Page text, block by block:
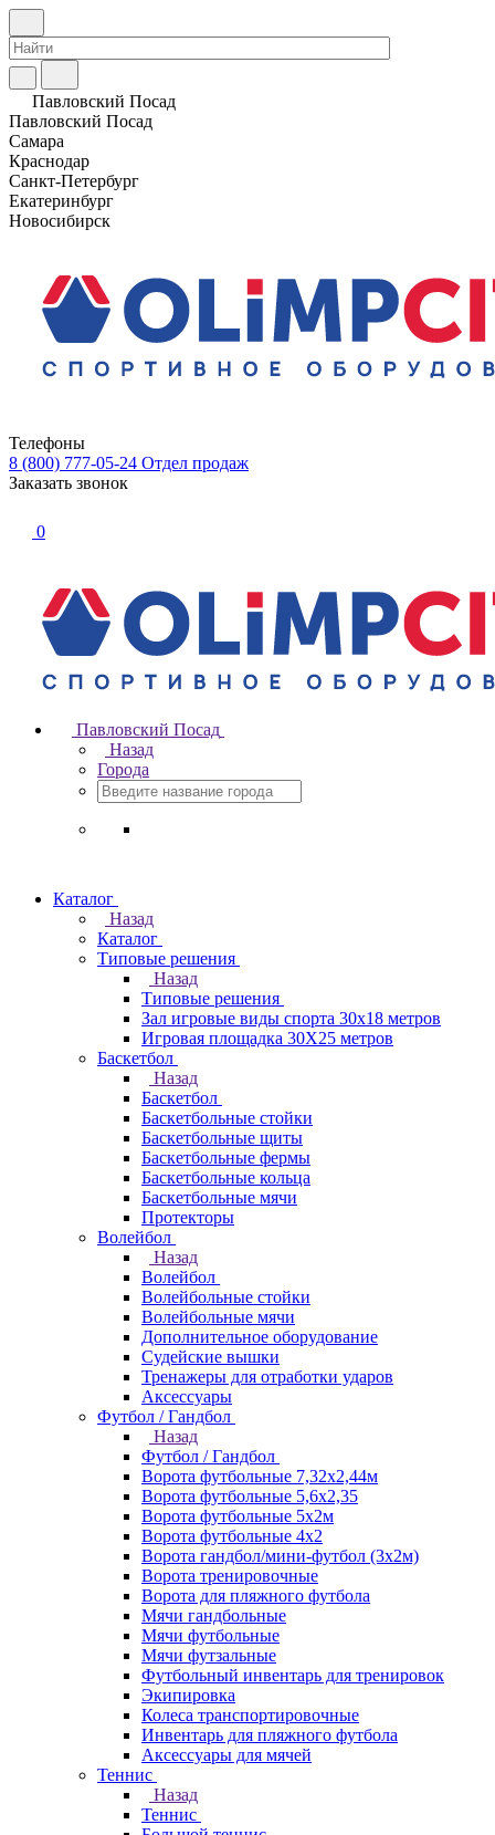
Павловский Посад
Павловский Посад
Самара
Краснодар
Санкт-Петербург
Екатеринбург
Новосибирск
Телефоны
8 (800) 777-05-24 Отдел продаж
Заказать звонок
0
Павловский Посад
Назад
Города
Каталог
Назад
Каталог
Типовые решения
Назад
Типовые решения
Зал игровые виды спорта 30x18 метров
Игровая площадка 30Х25 метров
Баскетбол
Назад
Баскетбол
Баскетбольные стойки
Баскетбольные щиты
Баскетбольные фермы
Баскетбольные кольца
Баскетбольные мячи
Протекторы
Волейбол
Назад
Волейбол
Волейбольные стойки
Волейбольные мячи
Дополнительное оборудование
Судейские вышки
Тренажеры для отработки ударов
Аксессуары
Футбол / Гандбол
Назад
Футбол / Гандбол
Ворота футбольные 7,32х2,44м
Ворота футбольные 5,6х2,35
Ворота футбольные 5х2м
Ворота футбольные 4х2
Ворота гандбол/мини-футбол (3х2м)
Ворота тренировочные
Ворота для пляжного футбола
Мячи гандбольные
Мячи футбольные
Мячи футзальные
Футбольный инвентарь для тренировок
Экипировка
Колеса транспортировочные
Инвентарь для пляжного футбола
Аксессуары для мячей
Теннис
Назад
Теннис